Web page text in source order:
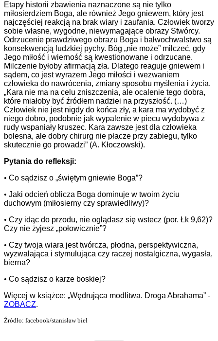
Etapy historii zbawienia naznaczone są nie tylko
miłosierdziem Boga, ale również Jego gniewem, który jest
najczęściej reakcją na brak wiary i zaufania. Człowiek tworzy
sobie własne, wygodne, niewymagające obrazy Stwórcy.
Odrzucenie prawdziwego obrazu Boga i bałwochwalstwo są
konsekwencją ludzkiej pychy. Bóg „nie może” milczeć, gdy
Jego miłość i wierność są kwestionowane i odrzucane.
Milczenie byłoby afirmacją zła. Dlatego reaguje gniewem i
sądem, co jest wyrazem Jego miłości i wezwaniem
człowieka do nawrócenia, zmiany sposobu myślenia i życia.
„Kara nie ma na celu zniszczenia, ale ocalenie tego dobra,
które miałoby być źródłem nadziei na przyszłość. (…)
Człowiek nie jest nigdy do końca zły, a kara ma wydobyć z
niego dobro, podobnie jak wypalenie w piecu wydobywa z
rudy wspaniały kruszec. Kara zawsze jest dla człowieka
bolesna, ale dobry chirurg nie płacze przy zabiegu, tylko
skutecznie go prowadzi” (A. Kłoczowski).
Pytania do refleksji:
• Co sądzisz o „świętym gniewie Boga”?
• Jaki odcień oblicza Boga dominuje w twoim życiu
duchowym (miłosierny czy sprawiedliwy)?
• Czy idąc do przodu, nie oglądasz się wstecz (por. Łk 9,62)?
Czy nie żyjesz „połowicznie”?
• Czy twoja wiara jest twórcza, płodna, perspektywiczna,
wyzwalająca i stymulująca czy raczej nostalgiczna, wygasła,
bierna?
• Co sądzisz o karze boskiej?
Więcej w książce: „Wędrująca modlitwa. Droga Abrahama” -
ZOBACZ.
Źródło: facebook/stanisław biel